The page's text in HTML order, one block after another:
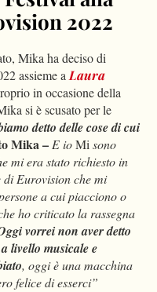
2022
Mika ha deciso di
assieme aLaura
in occasione della
si è scusato per le
detto delle cose di cui
Mika –E ioMisono
mi era stato richiesto in
di Eurovision che mi
a cui piacciono o
ho criticato la rassegna
vorrei non aver detto
livello musicale e
, oggi è una macchina
felice di esserci”